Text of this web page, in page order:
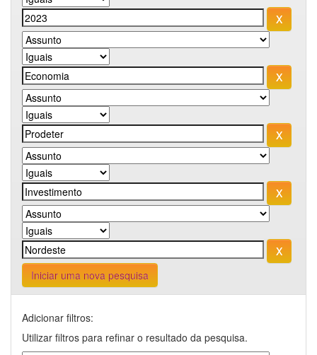
Iniciar uma nova pesquisa
Adicionar filtros:
Utilizar filtros para refinar o resultado da pesquisa.